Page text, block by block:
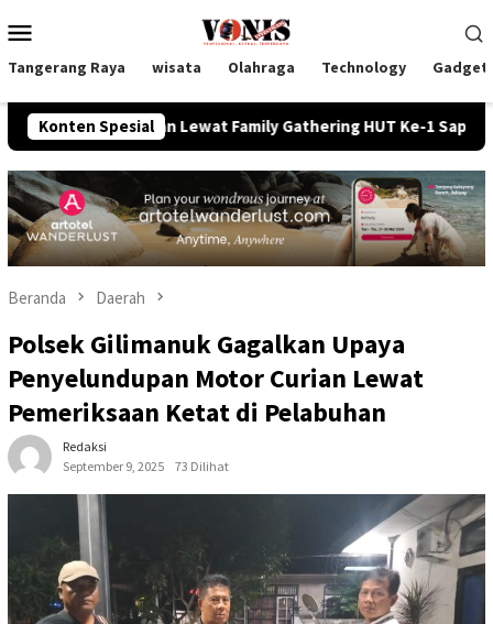
ke
Mobile
Tangerang Raya wisata Olahraga Technology
Konten Spesial
Lewat Family Gathering HUT Ke-1 Sapala Consultant
Beranda Daerah
Polsek Gilimanuk Gagalkan Upaya
Penyelundupan Motor Curian Lewat
Pemeriksaan Ketat di Pelabuhan
Redaksi
September 9, 2025
73 Dilihat